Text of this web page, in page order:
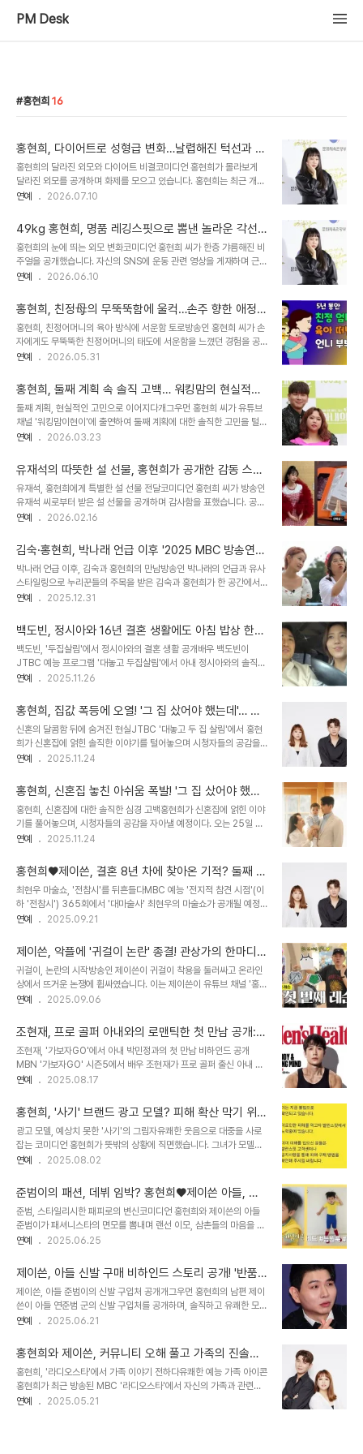
PM Desk
홍현희 16
홍현희, 다이어트로 성형급 변화…날렵해진 턱선과 갸
름한 얼굴형 공개
홍현희의 달라진 외모와 다이어트 비결코미디언 홍현희가 몰라보게
달라진 외모를 공개하며 화제를 모으고 있습니다. 홍현희는 최근 개인
계정을 통해 날렵해진 턱선과 갸름해진 얼굴선을 선보였습니다. 이는
과로 보입니다. 다이어트 성공 후 달라진 홍현희의 비주얼공개된 사진
속 홍현희는 캐주얼한 차림으로 거리에 서서 장난기 가득한 표정을 짓
고 있습니다. 이전의 통통했던 모습은 찾아보기 어려울 정도로 슬림해
진 얼굴선이 감탄을 자아냅니다. 다이어트 성공 후 더욱 또렷해진 이목
구비와 함께 한층 어려진 듯한 비주얼을 자랑하고 있습니다. 홍현희의
쓴과 결혼하여 슬하에 아들 준범 ..
연예 2026.07.10
49kg 홍현희, 명품 레깅스핏으로 뽐낸 놀라운 각선
미 변화 공개
홍현희의 눈에 띄는 외모 변화코미디언 홍현희 씨가 한층 갸름해진 비
주얼을 공개했습니다. 자신의 SNS에 운동 관련 영상을 게재하며 근황
을 전했습니다. 영상 속 홍현희 씨는 이전보다 갸름해진 얼굴과 가녀린
라인이날 홍현희 씨는 오버핏 티셔츠와 레깅스를 착용하여 몰라보게
슬림해진 실루엣을 자랑했습니다. 특히 군살 하나 없는 탄탄한 허벅지
라인은 늘씬한 각선미를 더욱 돋보이게 했습니다. 이러한 변화는 많은
이들의 시선을 사로잡았습니다. 대중의 놀라움과 감탄 반응해당 영상
을 본 누리꾼들은 홍현희 씨의 드라마틱한 몸매 변화에 감탄을 표했습
허벅지가 정말 슬림해졌다고 언급..
연예 2026.06.10
홍현희, 친정母의 무뚝뚝함에 울컥…손주 향한 애정
표현 갈등 심층 분석
홍현희, 친정어머니의 육아 방식에 서운함 토로방송인 홍현희 씨가 손
자에게도 무뚝뚝한 친정어머니의 태도에 서운함을 느꼈던 경험을 공
유하며 많은 이들의 공감을 얻었습니다. 유명 크리에이터 '얼미 부
오갔습니다. 특히 할머니의 육아 방식과 부모의 방식이 충돌하는 상황
에 대한 이야기가 중심이 되었습니다. 손주 향한 할머니의 서툰 애정
표현, 엄마의 마음은?홍현희 씨는 평소 표현이 적은 친정어머니가 아
들 준범이에게 무뚝뚝하게 대하는 모습을 보고 울컥했다고 밝혔습니
다. 아이에게만큼은 따뜻한 관심과 애정을 보여주길 바라는 마음에서
적인 감정임을 시사합니다. 홍현희 씨는 당시 어머니..
연예 2026.05.31
홍현희, 둘째 계획 속 솔직 고백… 워킹맘의 현실적인
고민
둘째 계획, 현실적인 고민으로 이어지다개그우먼 홍현희 씨가 유튜브
채널 '워킹맘이현이'에 출연하여 둘째 계획에 대한 솔직한 고민을 털어
놓았습니다. 현재 아들 준범 군이 아직 네 돌이 되지 않은 상황에서, 동
특히, 출산 후 변화된 부부 관계와 둘째 계획에 대한 현실적인 어려움
을 언급하며 많은 워킹맘들의 공감을 얻었습니다. 출산 후 변화된 '욕
구', 둘째 계획의 걸림돌?홍현희 씨는 출산 후 자신의 성욕이 많이 줄어
든 것 같다고 고백하며, 이는 둘째 계획을 세우는 데 있어 현실적인 고
민으로 다가온다고 밝혔습니다. 이에 대해 지인은 '이제는 욕구나 욕망
을 건네며, 부부 관..
연예 2026.03.23
유재석의 따뜻한 설 선물, 홍현희가 공개한 감동 스토
리
유재석, 홍현희에게 특별한 설 선물 전달코미디언 홍현희 씨가 방송인
유재석 씨로부터 받은 설 선물을 공개하며 감사함을 표했습니다. 공개
된 사진에는 유재석 씨가 보낸 것으로 추정되는 소고기와 함께 '출세,
다. 홍현희 씨는 이 선물에 대한 고마움을 인스타그램을 통해 전했습니
다. 홍현희, 10kg 감량 성공 비하인드 스토리한편, 홍현희 씨는 최근
유튜브 채널 '홍쓴TV'를 통해 약 10kg을 감량하여 49kg까지 체중
을 줄였다는 소식을 전해 많은 이들의 관심을 받았습니다. 이는 20년
만에 앞자리 4자를 보게 된 놀라운 결과였습니다. 다이어트 사업 관련
트 제품 사..
연예 2026.02.16
김숙·홍현희, 박나래 언급 이후 '2025 MBC 방송연예
대상'에서 한자리에… 무슨 일이?
박나래 언급 이후, 김숙과 홍현희의 만남방송인 박나래의 언급과 유사
스타일링으로 누리꾼들의 주목을 받은 김숙과 홍현희가 한 공간에서
만났습니다. 김숙은 '2025 MBC 방송연예대상'을 위해 시상식에 참
란과 불법 의료시술 의혹으로 인해 '구해줘! 홈즈'를 비롯한 모든 방송
활동을 중단한 상황에서 더욱 주목받았습니다. 김숙, '구해줘! 홈즈' 여
자 최우수상 수상김숙은 '구해줘! 홈즈'로 여자 최우수상을 수상하며,
시상대에서 함께 출연하는 동료들과 박나래 팀장에게 감사의 인사를
전했습니다. 이는 박나래가 '홈즈' 출연자들 중 유일하게 공식석상에서
세형, 세찬, 우재..
연예 2025.12.31
백도빈, 정시아와 16년 결혼 생활에도 아침 밥상 한
번 못 받아본 사연? '두집살림'에서 공개된 솔직한 이
야기
백도빈, '두집살림'에서 정시아와의 결혼 생활 공개배우 백도빈이
JTBC 예능 프로그램 '대놓고 두집살림'에서 아내 정시아와의 솔직한
결혼 생활 이야기를 공개하며 시청자들의 이목을 집중시켰습니다. 특
적이 없다는 그의 발언은 많은 이들에게 놀라움을 안겨주었죠. 프로그
램에서는 홍현희, 제이쓴 부부와 함께 동거하는 백도빈, 정시아 부부의
모습이 그려지며, 그들의 일상 속에서 엿볼 수 있는 다양한 에피소드들
이 공개되었습니다. 새벽 5시에 일어나 독서 삼매경에 빠지는 백도빈
의 모습은 그의 또 다른 면모를 보여주며, 시청자들에게 신선한 재미를
이쓴이 아침 식사를 준비하겠..
연예 2025.11.26
홍현희, 집값 폭등에 오열! '그 집 샀어야 했는데'… 부
동산 투자, 웃픈 현실
신혼의 달콤함 뒤에 숨겨진 현실JTBC '대놓고 두 집 살림'에서 홍현
희가 신혼집에 얽힌 솔직한 이야기를 털어놓으며 시청자들의 공감을
자아낼 예정입니다. 오는 25일 저녁 8시 50분에 방송되는 이 프로그
사를 하며 신혼 시절을 회상합니다. 홍현희는 신혼집에 대한 비하인드
스토리를 공개하며, 부동산 투자에 대한 아쉬움을 드러낼 예정입니다.
익숙함 속에 숨겨진 아쉬움: 신혼집 이야기홍현희는 '신혼집이 원래 살
고 있던 집이었다'고 밝히며, '익숙한 공간이다 보니 신혼 느낌은 솔직
히 크게 없었다'고 고백했습니다. 제이쓴 또한 '새로운 집으로 이사하
움을 공유했습니다. 두 사..
연예 2025.11.24
홍현희, 신혼집 놓친 아쉬움 폭발! '그 집 샀어야 했는
데'… 부동산 투자 비하인드 스토리
홍현희, 신혼집에 대한 솔직한 심경 고백홍현희가 신혼집에 얽힌 이야
기를 풀어놓으며, 시청자들의 공감을 자아낼 예정이다. 오는 25일 방
송되는 JTBC ‘대놓고 두 집 살림’에서는 홍현희, 제이쓴 부부가 신혼
움을 토로하며, 부동산 투자에 대한 솔직한 속내를 드러낼 예정이다.
익숙함 속에 숨겨진 신혼의 설렘홍현희는 “신혼집이 원래 살고 있던
집이었다”고 밝히며, “익숙한 공간이다 보니 신혼 느낌은 솔직히 크게
없었다”고 고백한다. 제이쓴 역시 새로운 집으로 이사한 후 비로소 신
혼의 설렘을 느꼈다고 회상하며, 익숙함 속에서 신혼의 특별함을 발견
다양한 감정들을 솔직하게 공..
연예 2025.11.24
홍현희♥제이쓴, 결혼 8년 차에 찾아온 기적? 둘째 소
식에 '전참시' 발칵!
최현우 마술쇼, '전참시'를 뒤흔들다MBC 예능 '전지적 참견 시점'(이
하 '전참시') 365회에서 '대마술사' 최현우의 마술쇼가 공개될 예정
입니다. 최현우는 국내 최초 단체 최면쇼 '아판타시아' 공연을 통해 작
를 포함한 많은 관객들이 최현우의 마법 같은 무대에 푹 빠지는 모습이
그려질 예정입니다. 전현무, 최면쇼의 특별한 주인공 되다최현우는 '슬
립'이라는 한 마디로 무대에 오른 수십 명의 관객을 최면에 빠뜨리는
놀라운 실력을 선보입니다. 특히, 이번 공연에서는 전현무가 직접 무대
에 소환되어 특별한 역할을 맡게 되면서 시청자들의 궁금증을 자아낼
타로 마스터 최현..
연예 2025.09.21
제이쓴, 악플에 '귀걸이 논란' 종결! 관상가의 한마디에
결단, 그리고 약속
귀걸이, 논란의 시작방송인 제이쓴이 귀걸이 착용을 둘러싸고 온라인
상에서 뜨거운 논쟁에 휩싸였습니다. 이는 제이쓴이 유튜브 채널 '홍현
희 제이쓴의 홍쓴TV'에서 공개된 영상에서 시작되었는데요. 해당 영
으로, 제이쓴은 이 영상에서 관상가 김민정 씨에게 귀걸이 착용에 대한
조언을 구했습니다. 아내 홍현희 씨는 악플에 대한 고충을 토로하며,
제이쓴의 귀걸이 착용에 대한 우려를 드러냈습니다. 40대, 스타일 변
화를 시도하다제이쓴은 귀걸이를 착용한 이유에 대해 솔직하게 털어
놓았습니다. 그는 자신의 나이가 40세가 되면서, 외모가 나이 들어 보
는 긍정적인 반응을 얻기보다는, 온..
연예 2025.09.06
조현재, 프로 골퍼 아내와의 로맨틱한 첫 만남 공개:
후광, 그리고 진솔한 이야기
조현재, '가보자GO'에서 아내 박민정과의 첫 만남 비하인드 공개
MBN '가보자GO' 시즌5에서 배우 조현재가 프로 골퍼 출신 아내 박
민정과의 로맨틱한 첫 만남 에피소드를 공개하며 시청자들의 이목을
현재, 정은표를 향해 '후광 가짜설'을 제기하며 흥미로운 토론이 벌어
졌습니다. 조현재는 아내를 처음 본 순간 '후광'을 느꼈다고 고백하며,
2주 동안 연락할지 고민했던 신중한 면모를 드러냈습니다. 이는 많은
시청자들에게 긍정적인 반응을 이끌어냈습니다. 첫 만남, 후광, 그리고
신중함: 조현재의 진솔한 고백조현재는 아내와의 첫 만남을 회상하며,
음 본 순간 강렬한 인상을 받았..
연예 2025.08.17
홍현희, '사기' 브랜드 광고 모델? 피해 확산 막기 위한
그녀의 노력
광고 모델, 예상치 못한 '사기'의 그림자유쾌한 웃음으로 대중을 사로
잡는 코미디언 홍현희가 뜻밖의 상황에 직면했습니다. 그녀가 모델로
활동하는 브랜드와 관련된 사기 피해가 발생하여, 많은 이들이 불안에
해 적극적으로 나섰습니다. 그녀의 발 빠른 대처는 많은 이들에게 귀감
이 되고 있으며, 연예인으로서의 책임감을 보여주는 중요한 사례로 남
을 것입니다. 사칭 쇼핑몰 등장, 피해는 현실로이번 사기 사건은 브랜
드를 사칭한 허위 쇼핑몰의 등장으로 시작되었습니다. 가품 판매 페이
지는 정상가보다 훨씬 낮은 가격을 제시하며, 해외 결제 및 배송을 유
하여 소비자를 현혹했습니다. 이러한..
연예 2025.08.02
준범이의 패션, 데뷔 임박? 홍현희♥제이쓴 아들, 모
델 포스 뿜뿜!
준범, 스타일리시한 패피로의 변신코미디언 홍현희와 제이쓴의 아들
준범이가 패셔니스타의 면모를 뽐내며 랜선 이모, 삼촌들의 마음을 사
로잡았습니다. 최근 공개된 사진과 영상 속 준범이는 밝은 블루 가디건
스타일리시한 룩을 선보였습니다. 특히 짚 소재의 챙 넓은 스트로 햇과
블랙 리본이 돋보이는 이 모자는 준범이의 감성적인 분위기를 한층 더
했습니다. 준범이의 핫 아이템, 니삭스와 샌들형 운동화준범이의 패션
센스는 여기서 멈추지 않았습니다. 무릎까지 올라오는 블랙 니삭스와
샌들형 운동화를 매치하여 포인트를 더했습니다. 자칫 밋밋해 보일 수
니다. 이처럼 준범이는 2024년 현재..
연예 2025.06.25
제이쓴, 아들 신발 구매 비하인드 스토리 공개! '반품
상품'도 괜찮아!
제이쓴, 아들 준범이의 신발 구입처 공개개그우먼 홍현희의 남편 제이
쓴이 아들 연준범 군의 신발 구입처를 공개하며, 솔직하고 유쾌한 모습
을 보여주었습니다. 19일, 제이쓴은 자신의 인스타그램 계정을 통해
이 준범이의 로퍼가 예쁘다며 구매처를 묻자, 제이쓴은 로켓배송으로
구매했음을 밝혔습니다. 이 과정에서 예상치 못한 비하인드 스토리가
공개되어 많은 이들의 관심을 집중시켰습니다. 반품 상품도 괜찮아! 제
이쓴의 솔직 고백제이쓴은 준범이 사이즈가 없어 '반품 상품 미개봉'
제품을 구매했다는 사실을 쿨하게 밝혔습니다. 이는 그의 털털하고 인
연예 2025.06.21
홍현희와 제이쓴, 커뮤니티 오해 풀고 가족의 진솔한
이야기 공개
홍현희, '라디오스타'에서 가족 이야기 전하다유쾌한 예능 가족 아이콘
홍현희가 최근 방송된 MBC '라디오스타'에서 자신의 가족과 관련된
다양한 이야기를 나누었습니다. 그는 남편 제이쓴, 아들 준범이와 함께
연예 2025.05.21